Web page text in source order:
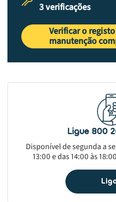
3 verificações
Verificar o
manutenção
Ligue 800
Disponível de segunda a
13:00 e das 14:00 às